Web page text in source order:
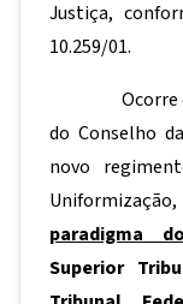
Justiça,
10.259/01.
Ocorre
do Conselho
novo
Uniformização,
paradigma
Superior